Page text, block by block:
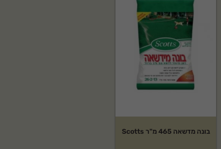
בונה מדשאה 465 מ"ר Scotts